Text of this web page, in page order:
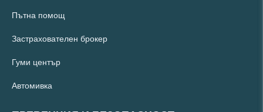
Пътна помощ
Застрахователен брокер
Гуми център
Автомивка